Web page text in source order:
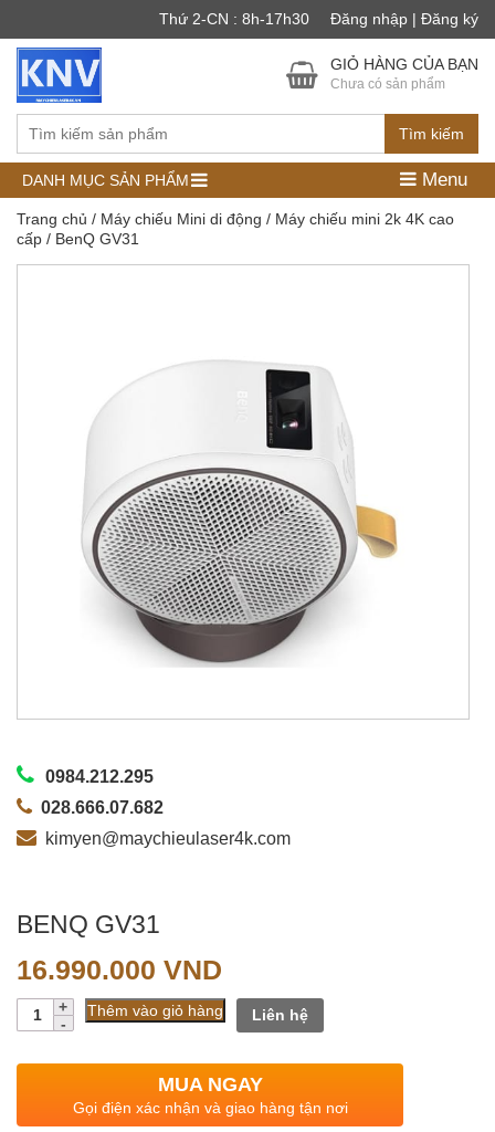
Thứ 2-CN : 8h-17h30 Đăng nhập | Đăng ký
Tìm kiếm
GIỎ HÀNG CỦA BẠN
Chưa có sản phẩm
DANH MỤC SẢN PHẨM Menu
Trang chủ / Máy chiếu Mini di động / Máy chiếu mini 2k 4K cao
cấp / BenQ GV31
0984.212.295
028.666.07.682
kimyen@maychieulaser4k.com
BENQ GV31
16.990.000 VND
Số
lượng
Thêm vào giỏ hàng Liên hệ
MUA NGAY
Gọi điện xác nhận và giao hàng tận nơi